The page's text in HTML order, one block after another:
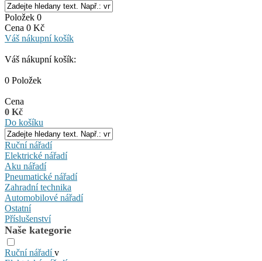
Položek 0
Cena 0 Kč
Váš nákupní košík
Váš nákupní košík:
0 Položek
Cena
0 Kč
Do košíku
Ruční nářadí
Elektrické nářadí
Aku nářadí
Pneumatické nářadí
Zahradní technika
Automobilové nářadí
Ostatní
Příslušenství
Naše kategorie
Ruční nářadív